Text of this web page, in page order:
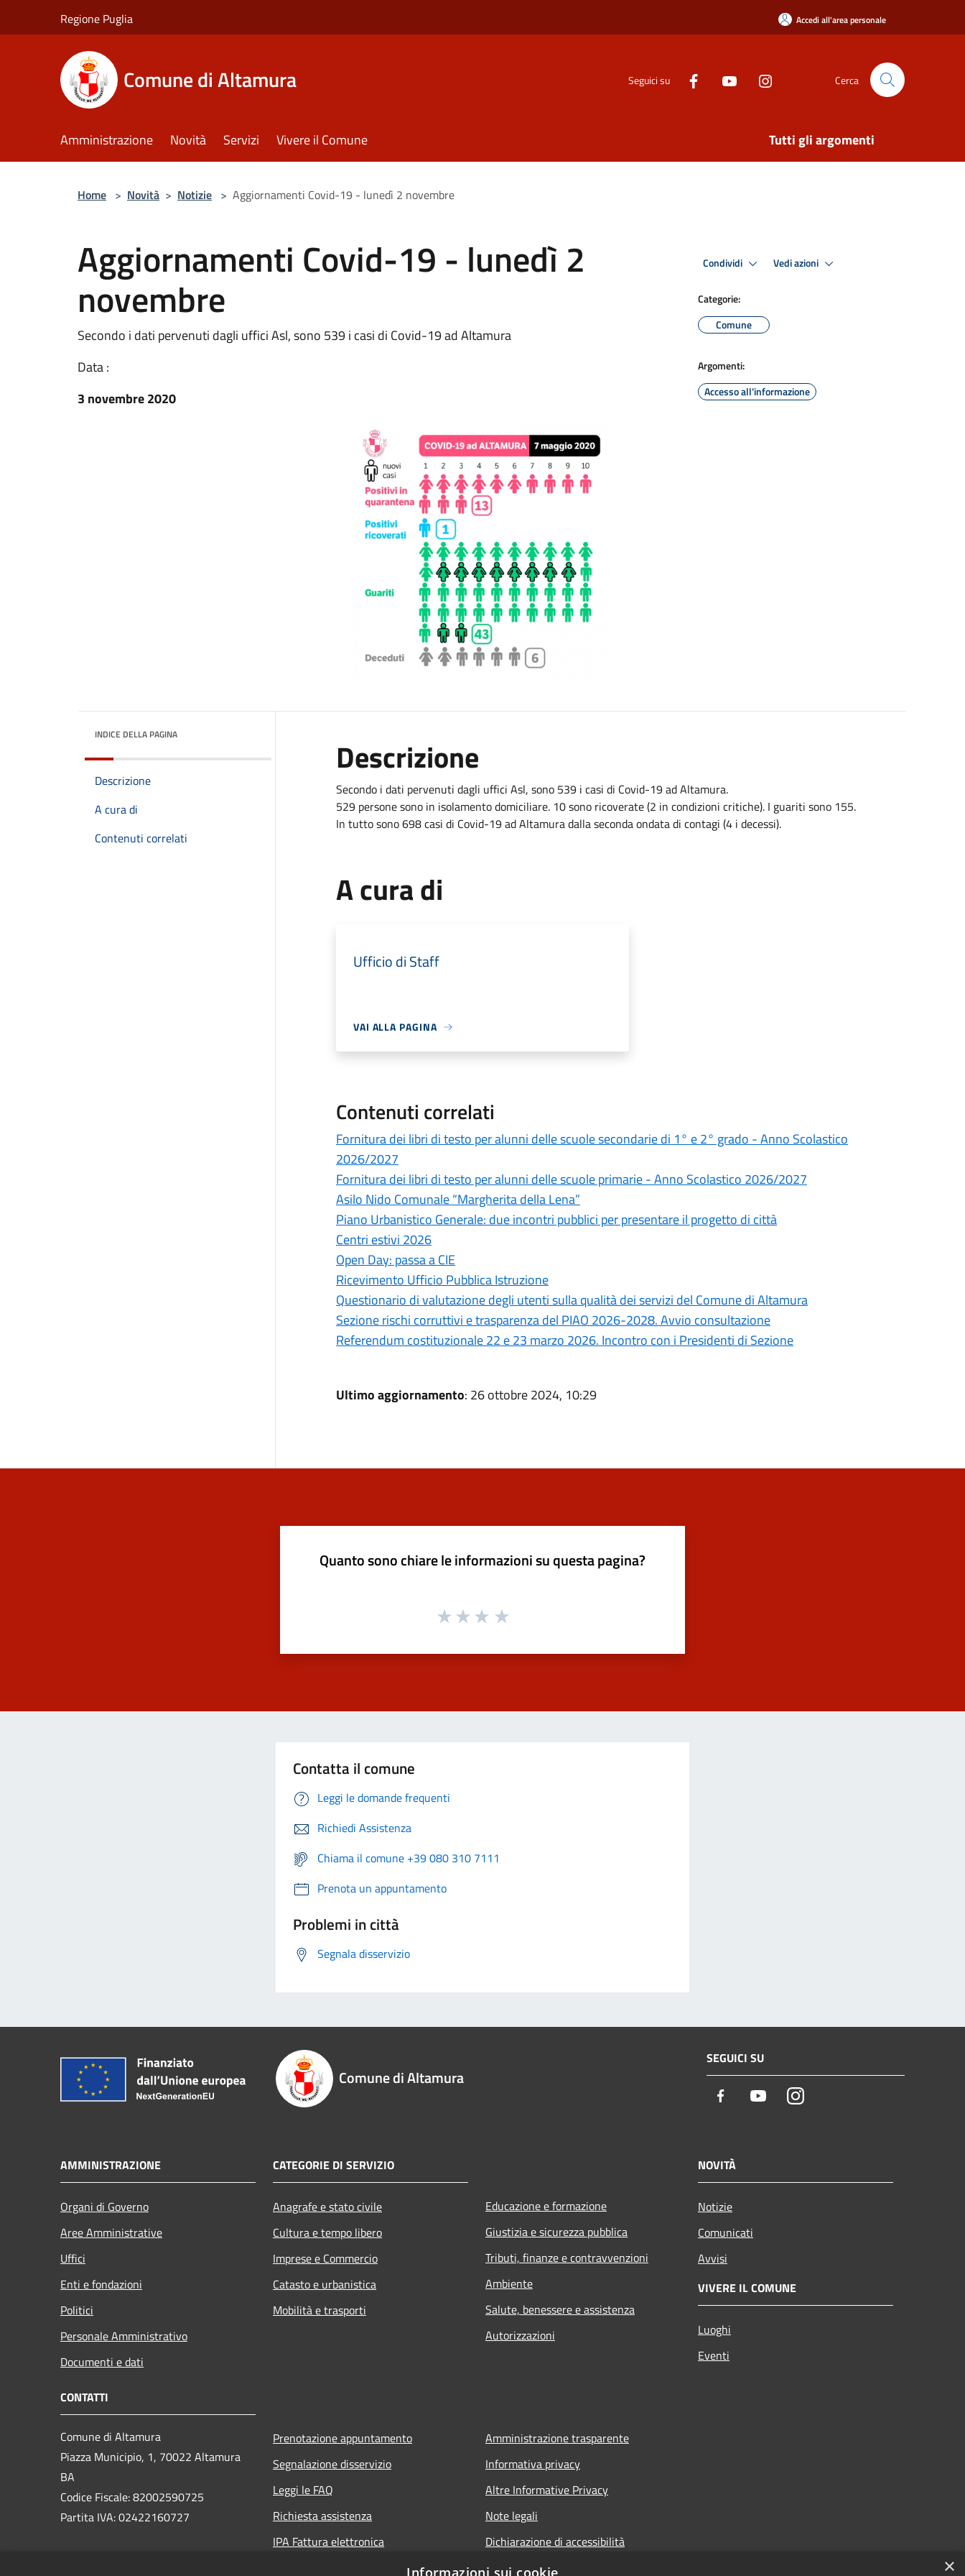
Regione Puglia Accedi all'area personale
Comune di Altamura Seguici su Cerca
Amministrazione Novità Servizi Vivere il Comune Tutti gli argomenti
Home > Novità > Notizie > Aggiornamenti Covid-19 - lunedì 2 novembre
Aggiornamenti Covid-19 - lunedì 2
novembre
Secondo i dati pervenuti dagli uffici Asl, sono 539 i casi di Covid-19 ad Altamura
Data :
3 novembre 2020
Condividi Vedi azioni
Categorie:
Comune
Argomenti:
Accesso all'informazione
INDICE DELLA PAGINA
Descrizione
A cura di
Contenuti correlati
Descrizione
Secondo i dati pervenuti dagli uffici Asl, sono 539 i casi di Covid-19 ad Altamura.
529 persone sono in isolamento domiciliare. 10 sono ricoverate (2 in condizioni critiche). I guariti sono 155.
In tutto sono 698 casi di Covid-19 ad Altamura dalla seconda ondata di contagi (4 i decessi).
A cura di
Ufficio di Staff
VAI ALLA PAGINA
Contenuti correlati
Fornitura dei libri di testo per alunni delle scuole secondarie di 1° e 2° grado - Anno Scolastico
2026/2027
Fornitura dei libri di testo per alunni delle scuole primarie - Anno Scolastico 2026/2027
Asilo Nido Comunale “Margherita della Lena”
Piano Urbanistico Generale: due incontri pubblici per presentare il progetto di città
Centri estivi 2026
Open Day: passa a CIE
Ricevimento Ufficio Pubblica Istruzione
Questionario di valutazione degli utenti sulla qualità dei servizi del Comune di Altamura
Sezione rischi corruttivi e trasparenza del PIAO 2026-2028. Avvio consultazione
Referendum costituzionale 22 e 23 marzo 2026. Incontro con i Presidenti di Sezione
Ultimo aggiornamento: 26 ottobre 2024, 10:29
Quanto sono chiare le informazioni su questa pagina?
Contatta il comune
Leggi le domande frequenti
Richiedi Assistenza
Chiama il comune +39 080 310 7111
Prenota un appuntamento
Problemi in città
Segnala disservizio
Comune di Altamura
SEGUICI SU
Facebook YoutubeInstagram
AMMINISTRAZIONE
Organi di Governo
Aree Amministrative
Uffici
Enti e fondazioni
Politici
Personale Amministrativo
Documenti e dati
CATEGORIE DI SERVIZIO
Anagrafe e stato civile
Cultura e tempo libero
Imprese e Commercio
Catasto e urbanistica
Mobilità e trasporti
Educazione e formazione
Giustizia e sicurezza pubblica
Tributi, finanze e contravvenzioni
Ambiente
Salute, benessere e assistenza
Autorizzazioni
NOVITÀ
Notizie
Comunicati
Avvisi
VIVERE IL COMUNE
Luoghi
Eventi
CONTATTI
Comune di Altamura
Piazza Municipio, 1, 70022 Altamura
BA
Codice Fiscale: 82002590725
Partita IVA: 02422160727
Prenotazione appuntamento
Segnalazione disservizio
Leggi le FAQ
Richiesta assistenza
IPA Fattura elettronica
Amministrazione trasparente
Informativa privacy
Altre Informative Privacy
Note legali
Dichiarazione di accessibilità
×
Informazioni sui cookie